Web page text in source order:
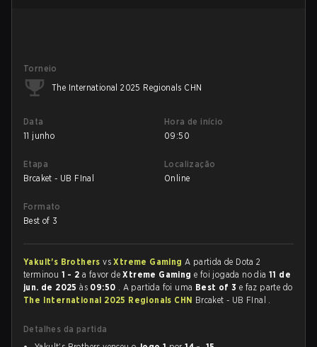
Torneio
The International 2025 Regionals CHN
Data
11 junho
Hora de início
09:50
Etapa
Brcaket - UB FInal
Localização
Online
Formato
Best of 3
Yakult's BrothersvsXtreme GamingA partida de Dota 2
terminou 1 - 2 a favor deXtreme Gaminge foi jogada no dia11 de
jun. de 2025às 09:50 . A partida foi uma Best of 3 e faz parte do
The International 2025 Regionals CHN Brcaket - UB FInal .
Detalhes da partida